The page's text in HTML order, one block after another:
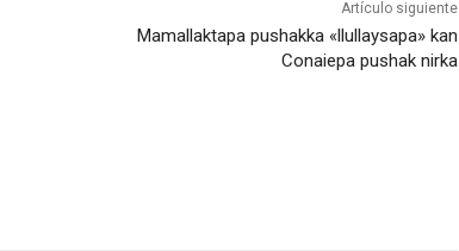
Artículo siguiente
Mamallaktapa pushakka «llullaysapa» kan
Conaiepa pushak nirka